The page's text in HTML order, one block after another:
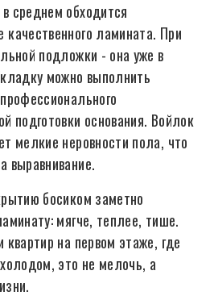
среднем обходится
ламината. При
подложки - она уже в
можно выполнить
подготовки основания. Войлок
мелкие неровности пола, что
выравнивание.
босиком заметно
мягче, теплее, тише.
на первом этаже, где
это не мелочь, а